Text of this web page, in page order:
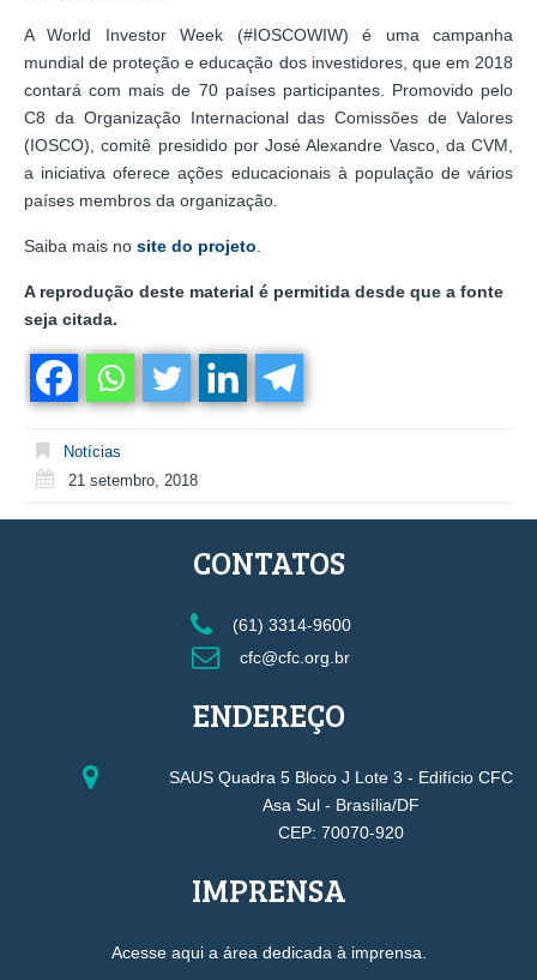
A World Investor Week (#IOSCOWIW) é uma campanha
mundial de proteção e educação dos investidores, que em 2018
contará com mais de 70 países participantes. Promovido pelo
C8 da Organização Internacional das Comissões de Valores
(IOSCO), comitê presidido por José Alexandre Vasco, da CVM,
a iniciativa oferece ações educacionais à população de vários
países membros da organização.
Saiba mais no site do projeto
A reprodução deste material é permitida desde que a fonte
seja citada.
Notícias
21 setembro, 2018
CONTATOS
(61) 3314-9600
cfc@cfc.org.br
ENDEREÇO
SAUS Quadra 5 Bloco J Lote 3 - Edifício CFC
Asa Sul - Brasília/DF
CEP: 70070-920
IMPRENSA
Acesse aqui a área dedicada à imprensa.